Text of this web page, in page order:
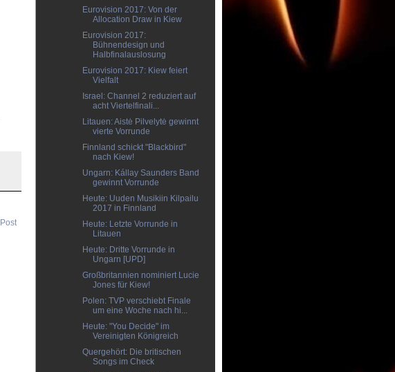
Eurovision 2017: Von der
Allocation Draw in Kiew
Eurovision 2017:
Bühnendesign und
Halbfinalauslosung
Eurovision 2017: Kiew feiert
Vielfalt
Israel: Channel 2 reduziert auf
acht Viertelfinali...
Litauen: Aistė Pilvelytė gewinnt
vierte Vorrunde
Finnland schickt "Blackbird"
nach Kiew!
Ungarn: Kállay Saunders Band
gewinnt Vorrunde
Heute: Uuden Musikiin Kilpailu
2017 in Finnland
Heute: Letzte Vorrunde in
Litauen
Heute: Dritte Vorrunde in
Ungarn [UPD]
Großbritannien nominiert Lucie
Jones für Kiew!
Polen: TVP verschiebt Finale
um eine Woche nach hi...
Heute: "You Decide" im
Vereinigten Königreich
Quergehört: Die britischen
Songs im Check